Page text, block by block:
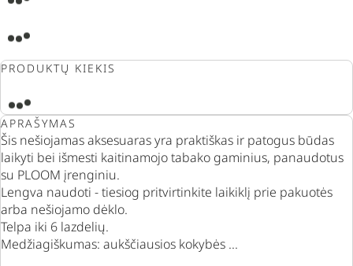
PRODUKTŲ KIEKIS
APRAŠYMAS
Šis nešiojamas aksesuaras yra praktiškas ir patogus būdas
laikyti bei išmesti kaitinamojo tabako gaminius, panaudotus
su PLOOM įrenginiu.
Lengva naudoti - tiesiog pritvirtinkite laikiklį prie pakuotės
arba nešiojamo dėklo.
Telpa iki 6 lazdelių.
Medžiagiškumas: aukščiausios kokybės ...